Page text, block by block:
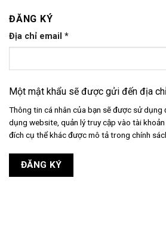
ĐĂNG KÝ
Địa chỉ email *
Một mật khẩu sẽ được gửi đến địa
Thông tin cá nhân của bạn sẽ được sử dụng
dụng website, quản lý truy cập vào tài
đích cụ thể khác được mô tả trong chính
ĐĂNG KÝ